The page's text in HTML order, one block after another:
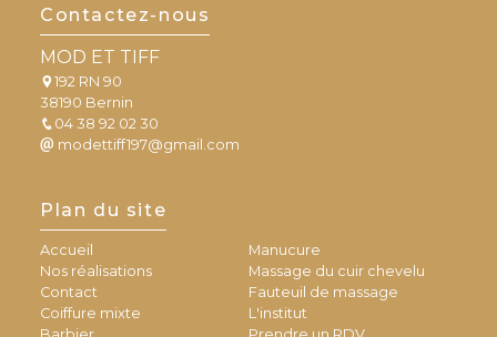
Contactez-nous
MOD ET TIFF
192 RN 90
38190 Bernin
04 38 92 02 30
modettiff197@gmail.com
Plan du site
Accueil
Nos réalisations
Contact
Coiffure mixte
Manucure
Massage du cuir chevelu
Fauteuil de massage
L'institut